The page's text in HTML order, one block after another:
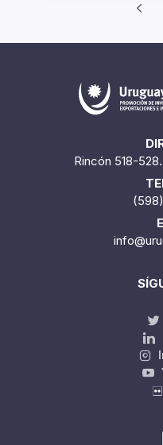
Rincón 518-